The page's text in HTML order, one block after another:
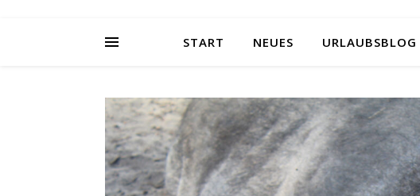
START NEUES URLAUBSBLOG